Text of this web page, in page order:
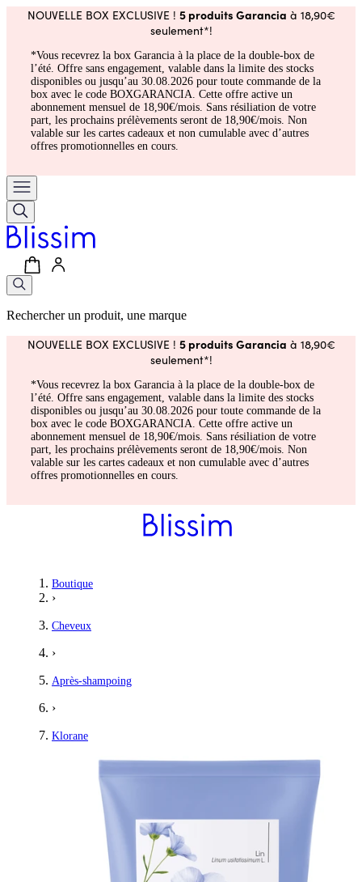
NOUVELLE BOX EXCLUSIVE ! 5 produits Garancia à 18,90€
seulement*!
*Vous recevrez la box Garancia à la place de la double-box de
l’été. Offre sans engagement, valable dans la limite des stocks
disponibles ou jusqu’au 30.08.2026 pour toute commande de la
box avec le code BOXGARANCIA. Cette offre active un
abonnement mensuel de 18,90€/mois. Sans résiliation de votre
part, les prochains prélèvements seront de 18,90€/mois. Non
valable sur les cartes cadeaux et non cumulable avec d’autres
offres promotionnelles en cours.
Rechercher un produit, une marque
NOUVELLE BOX EXCLUSIVE ! 5 produits Garancia à 18,90€
seulement*!
*Vous recevrez la box Garancia à la place de la double-box de
l’été. Offre sans engagement, valable dans la limite des stocks
disponibles ou jusqu’au 30.08.2026 pour toute commande de la
box avec le code BOXGARANCIA. Cette offre active un
abonnement mensuel de 18,90€/mois. Sans résiliation de votre
part, les prochains prélèvements seront de 18,90€/mois. Non
valable sur les cartes cadeaux et non cumulable avec d’autres
offres promotionnelles en cours.
Boutique
›
Cheveux
›
Après-shampoing
›
Klorane